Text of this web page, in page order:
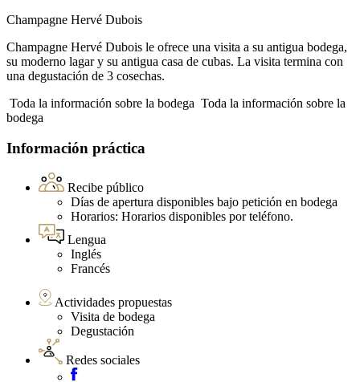
Champagne Hervé Dubois
Champagne Hervé Dubois le ofrece una visita a su antigua bodega,
su moderno lagar y su antigua casa de cubas. La visita termina con
una degustación de 3 cosechas.
Toda la información sobre la bodega Toda la información sobre la
bodega
Información práctica
Recibe público
Días de apertura disponibles bajo petición en bodega
Horarios: Horarios disponibles por teléfono.
Lengua
Inglés
Francés
Actividades propuestas
Visita de bodega
Degustación
Redes sociales